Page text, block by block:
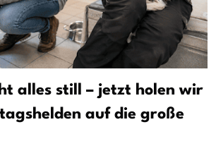
alles still – jetzt holen wir
auf die große